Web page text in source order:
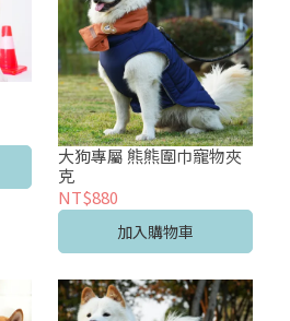
大狗專屬 熊熊圍巾寵物夾
克
NT$880
加入購物車